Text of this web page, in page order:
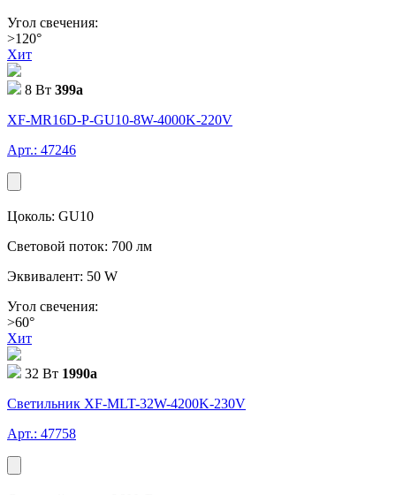
Угол свечения:
>120°
Хит
8 Вт 399a
XF-MR16D-P-GU10-8W-4000K-220V
Арт.: 47246
Цоколь: GU10
Световой поток: 700 лм
Эквивалент: 50 W
Угол свечения:
>60°
Хит
32 Вт 1990a
Светильник XF-MLT-32W-4200K-230V
Арт.: 47758